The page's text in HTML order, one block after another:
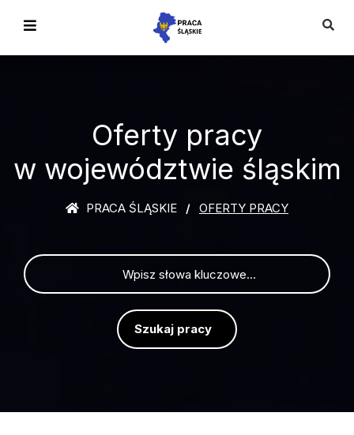
Oferty pracy
w województwie śląskim
PRACA ŚLĄSKIE OFERTY PRACY